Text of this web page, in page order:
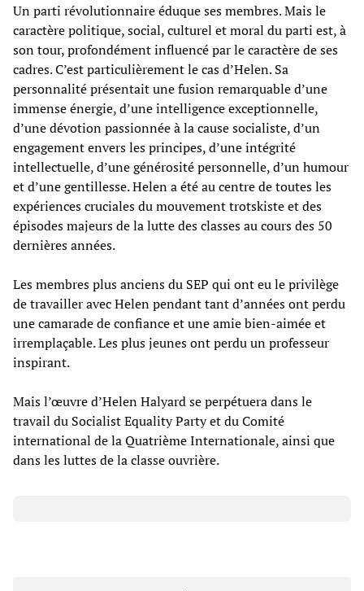
Un parti révolutionnaire éduque ses membres. Mais le
caractère politique, social, culturel et moral du parti est, à
son tour, profondément influencé par le caractère de ses
cadres. C’est particulièrement le cas d’Helen. Sa
personnalité présentait une fusion remarquable d’une
immense énergie, d’une intelligence exceptionnelle,
d’une dévotion passionnée à la cause socialiste, d’un
engagement envers les principes, d’une intégrité
intellectuelle, d’une générosité personnelle, d’un humour
et d’une gentillesse. Helen a été au centre de toutes les
expériences cruciales du mouvement trotskiste et des
épisodes majeurs de la lutte des classes au cours des 50
dernières années.
Les membres plus anciens du SEP qui ont eu le privilège
de travailler avec Helen pendant tant d’années ont perdu
une camarade de confiance et une amie bien-aimée et
irremplaçable. Les plus jeunes ont perdu un professeur
inspirant.
Mais l’œuvre d’Helen Halyard se perpétuera dans le
travail du Socialist Equality Party et du Comité
international de la Quatrième Internationale, ainsi que
dans les luttes de la classe ouvrière.